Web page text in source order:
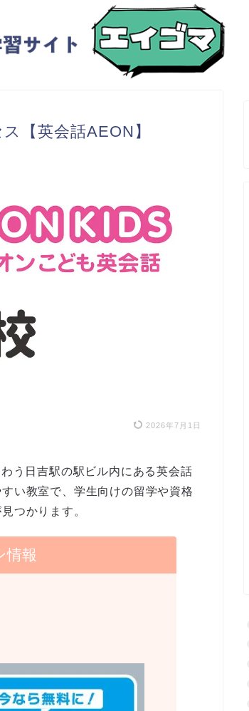
【英会話AEON】
2026年7月1日
う日吉駅の駅ビル内にある英会話
い教室で、学生向けの留学や資格
つかります。
情報